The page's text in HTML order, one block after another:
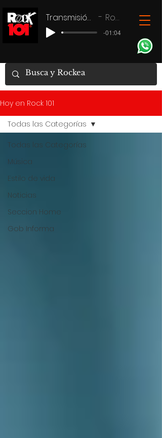
Transmisión en vivo Rock 101
-01:04
Hoy en Rock 101
Todas las Categorías
Música
Estilo de vida
Noticias
Seccion Home
Gob Informa
Todas las Categorías